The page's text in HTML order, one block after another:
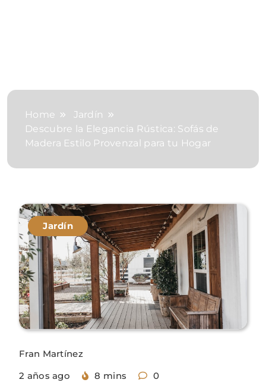
Home
Jardín
Descubre la Elegancia Rústica: Sofás de
Madera Estilo Provenzal para tu Hogar
Jardín
Fran Martínez
2 años ago
8 mins 0